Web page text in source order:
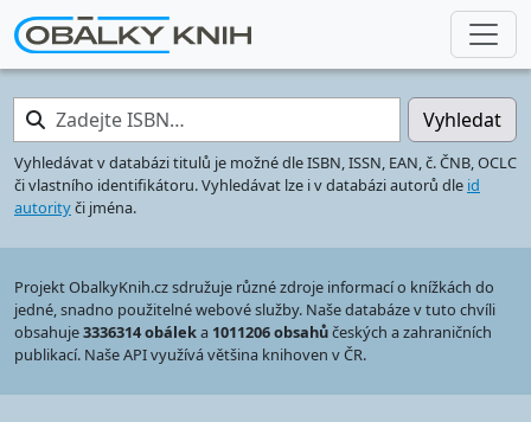
Zadejte ISBN… Vyhledat
Vyhledávat v databázi titulů je možné dle ISBN, ISSN, EAN, č. ČNB, OCLC
či vlastního identifikátoru. Vyhledávat lze i v databázi autorů dle id
autorityči jména.
Projekt ObalkyKnih.cz sdružuje různé zdroje informací o knížkách do
jedné, snadno použitelné webové služby. Naše databáze v tuto chvíli
obsahuje3336314 obáleka 1011206 obsahůčeských a zahraničních
publikací. Naše API využívá většina knihoven v ČR.